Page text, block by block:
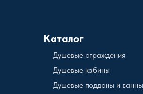
Каталог
Душевые кабины
Душевые поддоны и ванны
Душевые ограждения